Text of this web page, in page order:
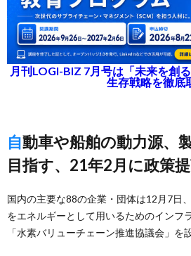
月刊LOGI-BIZ 7月号は「未来を創
生存戦略を徹底
自動車や船舶の動力源、製鉄などへの活用
目指す、21年2月に政策
国内の主要な88の企業・団体は12月7日
をエネルギーとして用いるためのインフ
「水素バリューチェーン推進協議会」を